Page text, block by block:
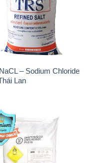
– Sodium Chloride
Lan